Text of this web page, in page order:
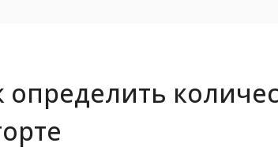
определить